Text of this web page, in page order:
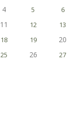
4 5 6
11 12 13
18 19 20
25 26 27